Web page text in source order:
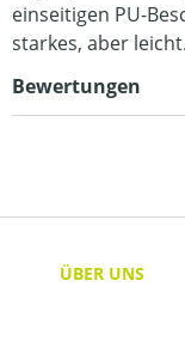
einseitigen PU-
starkes, aber
Bewertungen
ÜBER UNS